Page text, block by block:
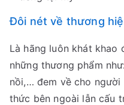
Đôi nét về thương
Là hãng luôn khát
những thương phẩm
nồi,… đem về cho
thức bên ngoài lẫn cấu